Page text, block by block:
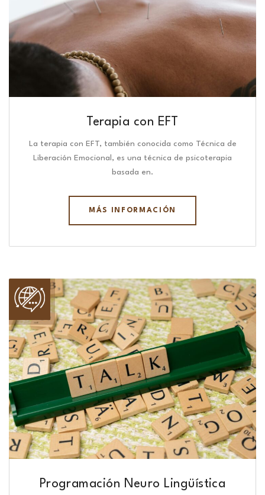
Terapia con EFT
La terapia con EFT, también conocida como Técnica de
Liberación Emocional, es una técnica de psicoterapia
basada en.
MÁS INFORMACIÓN
Programación Neuro Lingüística​